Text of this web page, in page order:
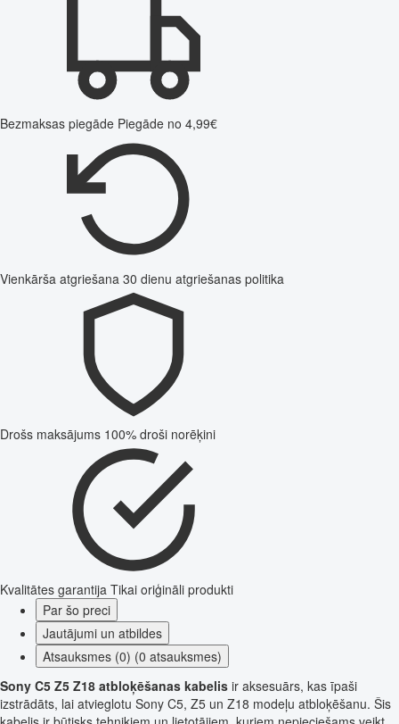
Bezmaksas piegāde Piegāde no 4,99€
Vienkārša atgriešana 30 dienu atgriešanas politika
Drošs maksājums 100% droši norēķini
Kvalitātes garantija Tikai oriģināli produkti
Par šo preci
Jautājumi un atbildes
Atsauksmes (0) (0 atsauksmes)
Sony C5 Z5 Z18 atbloķēšanas kabelis ir aksesuārs, kas īpaši
izstrādāts, lai atvieglotu Sony C5, Z5 un Z18 modeļu atbloķēšanu. Šis